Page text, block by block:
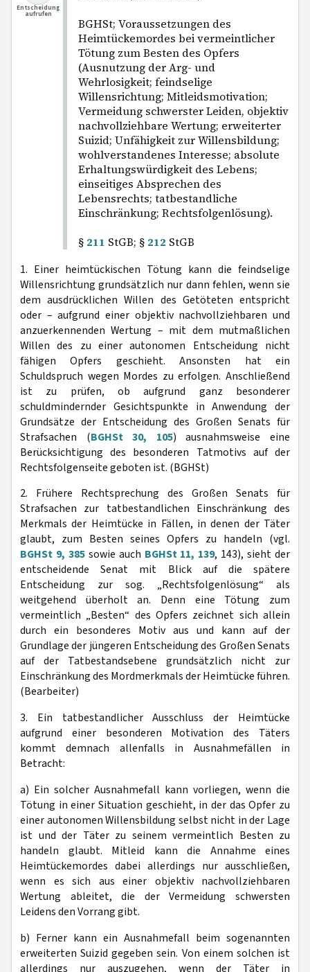
BGHSt; Voraussetzungen des
Heimtückemordes bei vermeintlicher
Tötung zum Besten des Opfers
(Ausnutzung der Arg- und
Wehrlosigkeit; feindselige
Willensrichtung; Mitleidsmotivation;
Vermeidung schwerster Leiden, objektiv
nachvollziehbare Wertung; erweiterter
Suizid; Unfähigkeit zur Willensbildung;
wohlverstandenes Interesse; absolute
Erhaltungswürdigkeit des Lebens;
einseitiges Absprechen des
Lebensrechts; tatbestandliche
Einschränkung; Rechtsfolgenlösung).
§ 211 StGB; § 212 StGB
Entscheidung
aufrufen
1. Einer heimtückischen Tötung kann die feindselige
Willensrichtung grundsätzlich nur dann fehlen, wenn sie
dem ausdrücklichen Willen des Getöteten entspricht
oder – aufgrund einer objektiv nachvollziehbaren und
anzuerkennenden Wertung – mit dem mutmaßlichen
Willen des zu einer autonomen Entscheidung nicht
fähigen Opfers geschieht. Ansonsten hat ein
Schuldspruch wegen Mordes zu erfolgen. Anschließend
ist zu prüfen, ob aufgrund ganz besonderer
schuldmindernder Gesichtspunkte in Anwendung der
Grundsätze der Entscheidung des Großen Senats für
Strafsachen (BGHSt 30, 105) ausnahmsweise eine
Berücksichtigung des besonderen Tatmotivs auf der
Rechtsfolgenseite geboten ist. (BGHSt)
2. Frühere Rechtsprechung des Großen Senats für
Strafsachen zur tatbestandlichen Einschränkung des
Merkmals der Heimtücke in Fällen, in denen der Täter
glaubt, zum Besten seines Opfers zu handeln (vgl.
BGHSt 9, 385sowie auch BGHSt 11, 139, 143), sieht der
entscheidende Senat mit Blick auf die spätere
Entscheidung zur sog. „Rechtsfolgenlösung“ als
weitgehend überholt an. Denn eine Tötung zum
vermeintlich „Besten“ des Opfers zeichnet sich allein
durch ein besonderes Motiv aus und kann auf der
Grundlage der jüngeren Entscheidung des Großen Senats
auf der Tatbestandsebene grundsätzlich nicht zur
Einschränkung des Mordmerkmals der Heimtücke führen.
(Bearbeiter)
3. Ein tatbestandlicher Ausschluss der Heimtücke
aufgrund einer besonderen Motivation des Täters
kommt demnach allenfalls in Ausnahmefällen in
Betracht:
a) Ein solcher Ausnahmefall kann vorliegen, wenn die
Tötung in einer Situation geschieht, in der das Opfer zu
einer autonomen Willensbildung selbst nicht in der Lage
ist und der Täter zu seinem vermeintlich Besten zu
handeln glaubt. Mitleid kann die Annahme eines
Heimtückemordes dabei allerdings nur ausschließen,
wenn es sich aus einer objektiv nachvollziehbaren
Wertung ableitet, die der Vermeidung schwersten
Leidens den Vorrang gibt.
b) Ferner kann ein Ausnahmefall beim sogenannten
erweiterten Suizid gegeben sein. Von einem solchen ist
allerdings nur auszugehen, wenn der Täter in